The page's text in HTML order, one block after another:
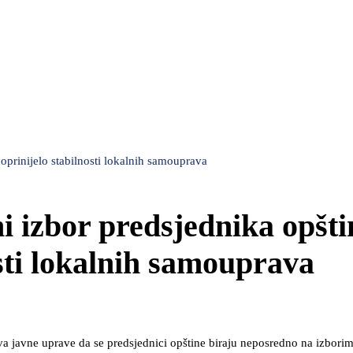
stabilnosti lokalnih samouprava
izbor predsjednika
lokalnih samouprava
javne uprave da se predsjednici opštine biraju neposredno na